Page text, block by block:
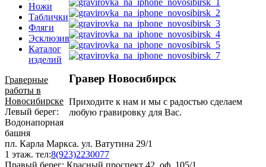
Гравер Новосибирск
Приходите к нам и мы с радостью сделаем
любую гравировку для Вас.
Ножи
Таблички
Фляги
Эсклюзив
Каталог
изделий
Граверные
работы в
Новосибирске
Левый берег:
Водонапорная
башня
пл. Карла Маркса. ул. Ватутина 29/1
1 этаж. тел:8(923)2230077
Правый берег: Красный проспект 42, оф. 105/1